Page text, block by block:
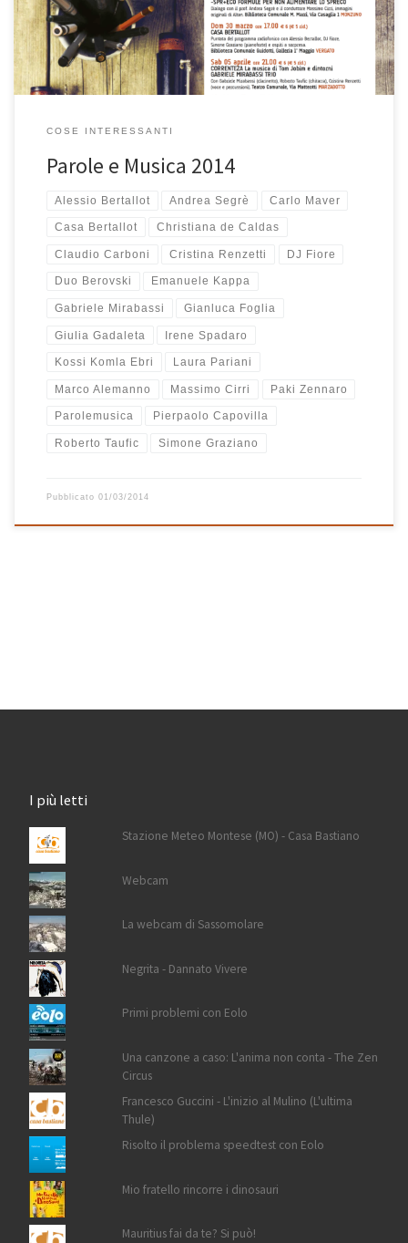
bolognese organizzata dall’Unione dei Comuni di Vergato,
COSE INTERESSANTI
Parole e Musica 2014
Alessio Bertallot Andrea Segrè Carlo Maver
Casa Bertallot Christiana de Caldas
Claudio Carboni Cristina Renzetti DJ Fiore
Duo Berovski Emanuele Kappa
Gabriele Mirabassi Gianluca Foglia
Giulia Gadaleta Irene Spadaro
Kossi Komla Ebri Laura Pariani
Marco Alemanno Massimo Cirri Paki Zennaro
Parolemusica Pierpaolo Capovilla
Roberto Taufic Simone Graziano
Pubblicato 01/03/2014
I più letti
Stazione Meteo Montese (MO) - Casa Bastiano
Webcam
La webcam di Sassomolare
Negrita - Dannato Vivere
Primi problemi con Eolo
Una canzone a caso: L'anima non conta - The Zen
Circus
Francesco Guccini - L'inizio al Mulino (L'ultima
Thule)
Risolto il problema speedtest con Eolo
Mio fratello rincorre i dinosauri
Mauritius fai da te? Si può!